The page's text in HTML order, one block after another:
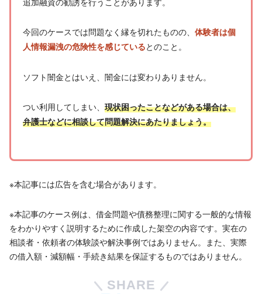
今回のケースでは問題なく縁を切れたものの、体験者は個
人情報漏洩の危険性を感じているとのこと。
ソフト闇金とはいえ、闇金には変わりありません。
つい利用してしまい、現状困ったことなどがある場合は、
弁護士などに相談して問題解決にあたりましょう。
※本記事には広告を含む場合があります。
※本記事のケース例は、借金問題や債務整理に関する一般的な情報
をわかりやすく説明するために作成した架空の内容です。実在の
相談者・依頼者の体験談や解決事例ではありません。また、実際
の借入額・減額幅・手続き結果を保証するものではありません。
SHARE